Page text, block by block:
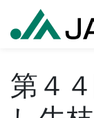
第４